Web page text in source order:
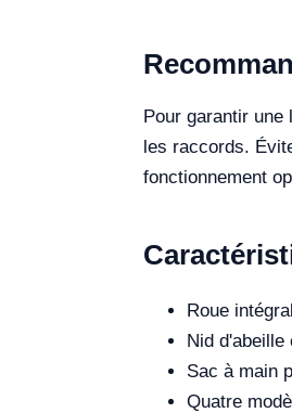
Pour garantir une
les raccords.
fonctionnement
Roue
Nid
Sac à main
Quatre